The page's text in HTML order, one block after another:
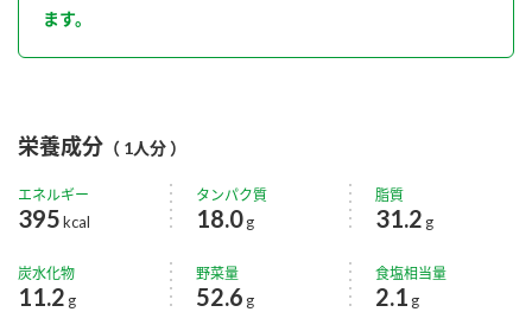
ます。
栄養成分 （ 1人分 ）
エネルギー
395kcal
タンパク質
18.0g
脂質
31.2 g
炭水化物
11.2 g
野菜量
52.6 g
食塩相当量
2.1 g